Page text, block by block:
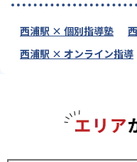
西浦駅 × 個別指導塾
西浦駅 × オンライン指導